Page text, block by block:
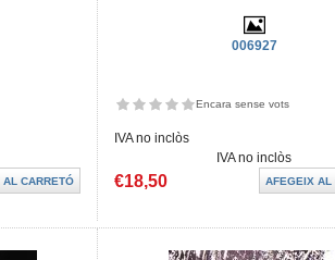
006927
Encara sense vots
IVA no inclòs
IVA no inclòs
€18,50